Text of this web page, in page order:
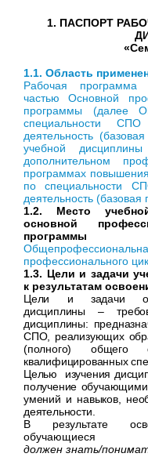
1. ПАСПОРТ
1.1. Область
Рабочая программа
частью Основной
программы (далее
специальности СПО
деятельность
учебной
дополнительном
программах
по специальности
деятельность (базовая
1.2. Место
основной
программы
профессионального
1.3. Цели и задачи
к результатам
Цели и задачи
дисциплины –
дисциплины:
СПО, реализующих
(полного) общего
квалифицированных
Целью изучения
получение
умений и навыков,
деятельности.
В результате
обучающиеся
должен знать/